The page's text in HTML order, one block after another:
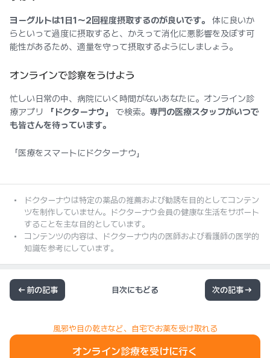
ヨーグルトは1日1〜2回程度摂取するのが良いです。
体に良いか
らといって過度に摂取すると、かえって消化に悪影響を及ぼす可
能性があるため、適量を守って摂取するようにしましょう。
オンラインで診察をうけよう
忙しい日常の中、病院にいく時間がないあなたに。オンライン診
療アプリ
「ドクターナウ」 で検索。 専門の医療スタッフがいつで
も皆さんを待っています。
「医療をスマートにドクターナウ」
ドクターナウは特定の薬品の推薦および勧誘を目的としてコンテン
ツを制作していません。ドクターナウ会員の健康な生活をサポート
することを主な目的としています。
コンテンツの内容は、ドクターナウ内の医師および看護師の医学的
知識を参考にしています。
前の記事 目次にもどる 次の記事
風邪や目の乾きなど、自宅でお薬を受け取れる
オンライン診療を受けに行く